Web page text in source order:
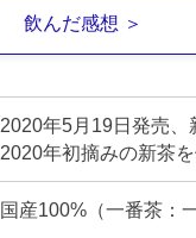
飲んだ感想 ＞
2020年5月19日発売、
2020年初摘みの新茶を
国産100%（一番茶：